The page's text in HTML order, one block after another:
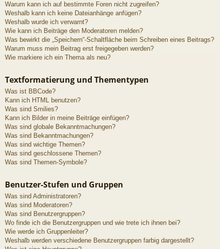
Warum kann ich auf bestimmte Foren nicht zugreifen?
Weshalb kann ich keine Dateianhänge anfügen?
Weshalb wurde ich verwarnt?
Wie kann ich Beiträge den Moderatoren melden?
Was bewirkt die „Speichern“-Schaltfläche beim Schreiben eines Beitrags?
Warum muss mein Beitrag erst freigegeben werden?
Wie markiere ich ein Thema als neu?
Textformatierung und Thementypen
Was ist BBCode?
Kann ich HTML benutzen?
Was sind Smilies?
Kann ich Bilder in meine Beiträge einfügen?
Was sind globale Bekanntmachungen?
Was sind Bekanntmachungen?
Was sind wichtige Themen?
Was sind geschlossene Themen?
Was sind Themen-Symbole?
Benutzer-Stufen und Gruppen
Was sind Administratoren?
Was sind Moderatoren?
Was sind Benutzergruppen?
Wo finde ich die Benutzergruppen und wie trete ich ihnen bei?
Wie werde ich Gruppenleiter?
Weshalb werden verschiedene Benutzergruppen farbig dargestellt?